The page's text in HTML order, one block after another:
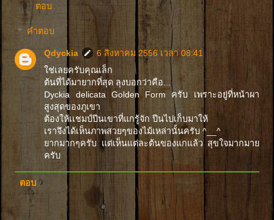
ตอบ
คำตอบ
Qdyckia
6 สิงหาคม 2556 เวลา 08:41
ใช่เลยครับคุณเล็ก
ต้นที่ได้มายากที่สุด ลุงบอกว่าคือ...
Dyckia delicata Golden Form ครับ เพราะอยู่ที่หน้าผา
สูงสุดของภูเขา
ต้องให้เเชมป์ปีนเขาที่แกรู้จัก ปีนไปเก็บมาให้
เราจึงได้เห็นภาพสวยๆของไม้เหล่านั้นครับ ^__^
ยากมากๆครับ แต่เห็นแต่ละต้นของแกแล้ว สุขใจมากมาย
ครับ
ตอบ